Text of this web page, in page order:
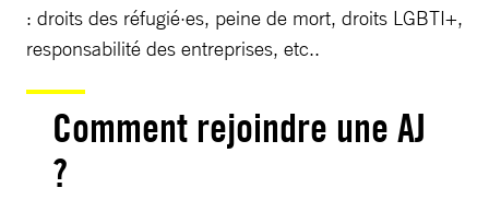
: droits des réfugié·es, peine de mort, droits LGBTI+,
responsabilité des entreprises, etc..
Comment rejoindre une AJ
?